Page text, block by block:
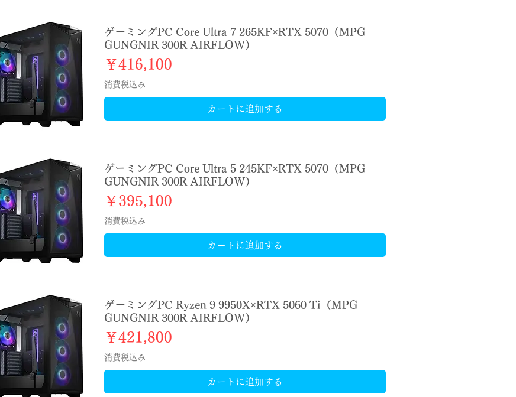
ゲーミングPC Core Ultra 7 265KF×RTX 5070（MPG
GUNGNIR 300R AIRFLOW）
価格
￥416,100
消費税込み
カートに追加する
ゲーミングPC Core Ultra 5 245KF×RTX 5070（MPG
GUNGNIR 300R AIRFLOW）
価格
￥395,100
消費税込み
カートに追加する
ゲーミングPC Ryzen 9 9950X×RTX 5060 Ti（MPG
GUNGNIR 300R AIRFLOW）
価格
￥421,800
消費税込み
カートに追加する